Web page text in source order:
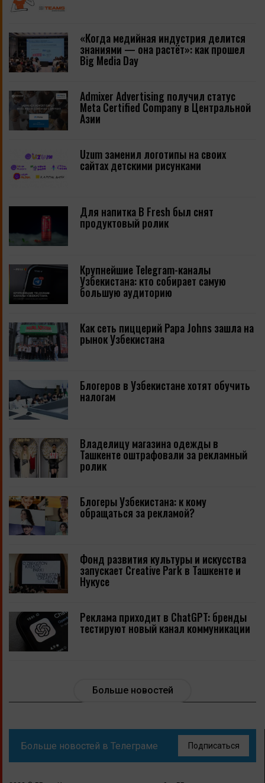
«Когда медийная индустрия делится
знаниями — она растёт»: как прошел
Big Media Day
Admixer Advertising получил статус
Meta Certified Company в Центральной
Азии
Uzum заменил логотипы на своих
сайтах детскими рисунками
Для напитка B Fresh был снят
продуктовый ролик
Крупнейшие Telegram-каналы
Узбекистана: кто собирает самую
большую аудиторию
Как сеть пиццерий Papa Johns зашла на
рынок Узбекистана
Блогеров в Узбекистане хотят обучить
налогам
Владелицу магазина одежды в
Ташкенте оштрафовали за рекламный
ролик
Блогеры Узбекистана: к кому
обращаться за рекламой?
Фонд развития культуры и искусства
запускает Creative Park в Ташкенте и
Нукусе
Реклама приходит в ChatGPT: бренды
тестируют новый канал коммуникации
Больше новостей
Больше новостей в Телеграме Подписаться